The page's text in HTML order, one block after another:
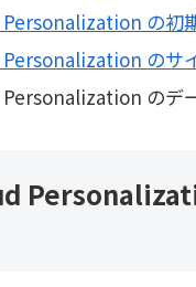
の初
のサ
のデー